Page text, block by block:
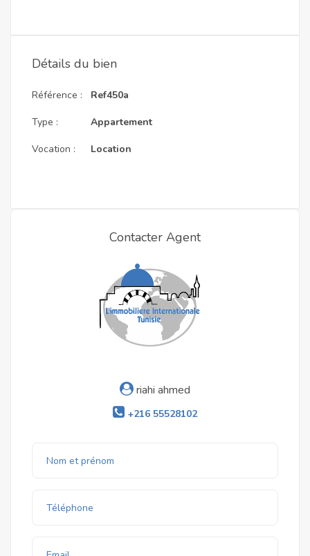
Détails du bien
Référence :
Type :
Vocation :
Ref450a
Appartement
Location
Contacter Agent
riahi ahmed
+216 55528102